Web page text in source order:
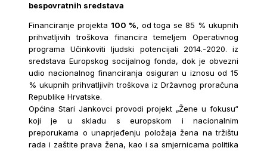
bespovratnih sredstava
Financiranje projekta 100 %, od toga se 85 % ukupnih
prihvatljivih troškova financira temeljem Operativnog
programa Učinkoviti ljudski potencijali 2014.-2020. iz
sredstava Europskog socijalnog fonda, dok je obvezni
udio nacionalnog financiranja osiguran u iznosu od 15
% ukupnih prihvatljivih troškova iz Državnog proračuna
Republike Hrvatske.
Općina Stari Jankovci provodi projekt „Žene u fokusu“
koji je u skladu s europskom i nacionalnim
preporukama o unaprjeđenju položaja žena na tržištu
rada i zaštite prava žena, kao i sa smjernicama politika